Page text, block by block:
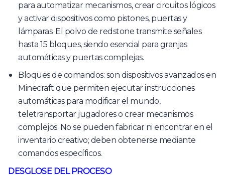
para automatizar mecanismos, crear circuitos lógicos
y activar dispositivos como pistones, puertas y
lámparas. El polvo de redstone transmite señales
hasta 15 bloques, siendo esencial para granjas
automáticas y puertas complejas.
Bloques de comandos: son dispositivos avanzados en
Minecraft que permiten ejecutar instrucciones
automáticas para modificar el mundo,
teletransportar jugadores o crear mecanismos
complejos. No se pueden fabricar ni encontrar en el
inventario creativo; deben obtenerse mediante
comandos específicos.
DESGLOSE DEL PROCESO